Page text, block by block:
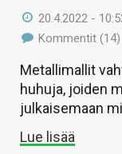
20.4.2022 -
Kommentit (14)
Metallimallit
huhuja, joiden
julkaisemaan
Lue lisää